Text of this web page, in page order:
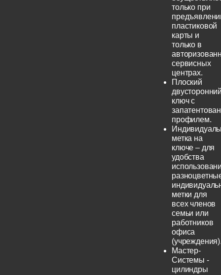
только при
пластиковой
карты и
только в
сервисных
центрах.
Плоский
ключ с
профилем.
метка на
ключе – для
удобства
метки для
всех членов
семьи или
работников
офиса
Мастер-
Системы -
цилиндры